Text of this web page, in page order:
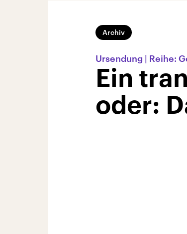
Archiv
Ursendung | Reihe:
Ein
oder: